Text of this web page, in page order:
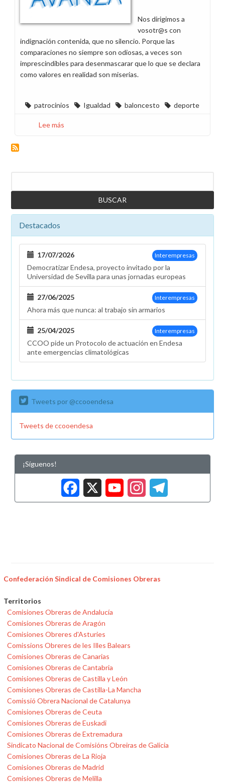
Nos dirigimos a
vosotr@s con
indignación contenida, que no silencio. Porque las
comparaciones no siempre son odiosas, a veces son
imprescindibles para desenmascarar que lo que se declara
como valores en realidad son miserias.
patrocinios Igualdad baloncesto deporte
Lee más
cuestión
pelotas!
Destacados
Interempresas
17/07/2026
Democratizar Endesa, proyecto invitado por la
Universidad de Sevilla para unas jornadas europeas
Interempresas
27/06/2025
Ahora más que nunca: al trabajo sin armarios
Interempresas
25/04/2025
CCOO pide un Protocolo de actuación en Endesa
ante emergencias climatológicas
Tweets por @ccooendesa
Tweets de ccooendesa
¡Síguenos!
Facebook
X
Confederación Sindical de Comisiones Obreras
Territorios
Comisiones Obreras de Andalucía
Comisiones Obreras de Aragón
Comisiones Obreres d'Asturies
Comissions Obreres de les Illes Balears
Comisiones Obreras de Canarias
Comisiones Obreras de Cantabria
Comisiones Obreras de Castilla y León
Comisiones Obreras de Castilla-La Mancha
Comissió Obrera Nacional de Catalunya
Comisiones Obreras de Ceuta
Comisiones Obreras de Euskadi
Comisiones Obreras de Extremadura
Sindicato Nacional de Comisións Obreiras de Galicia
Comisiones Obreras de La Rioja
Comisiones Obreras de Madrid
Comisiones Obreras de Melilla